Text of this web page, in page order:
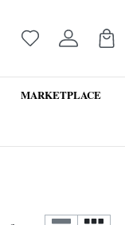
MARKETPLACE